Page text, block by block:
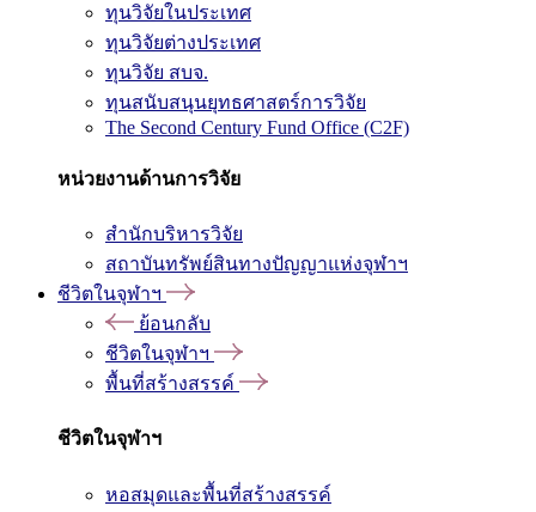
ทุนวิจัยในประเทศ
ทุนวิจัยต่างประเทศ
ทุนวิจัย สบจ.
ทุนสนับสนุนยุทธศาสตร์การวิจัย
The Second Century Fund Office (C2F)
หน่วยงานด้านการวิจัย
สำนักบริหารวิจัย
สถาบันทรัพย์สินทางปัญญาแห่งจุฬาฯ
ชีวิตในจุฬาฯ
ย้อนกลับ
ชีวิตในจุฬาฯ
พื้นที่สร้างสรรค์
ชีวิตในจุฬาฯ
หอสมุดและพื้นที่สร้างสรรค์